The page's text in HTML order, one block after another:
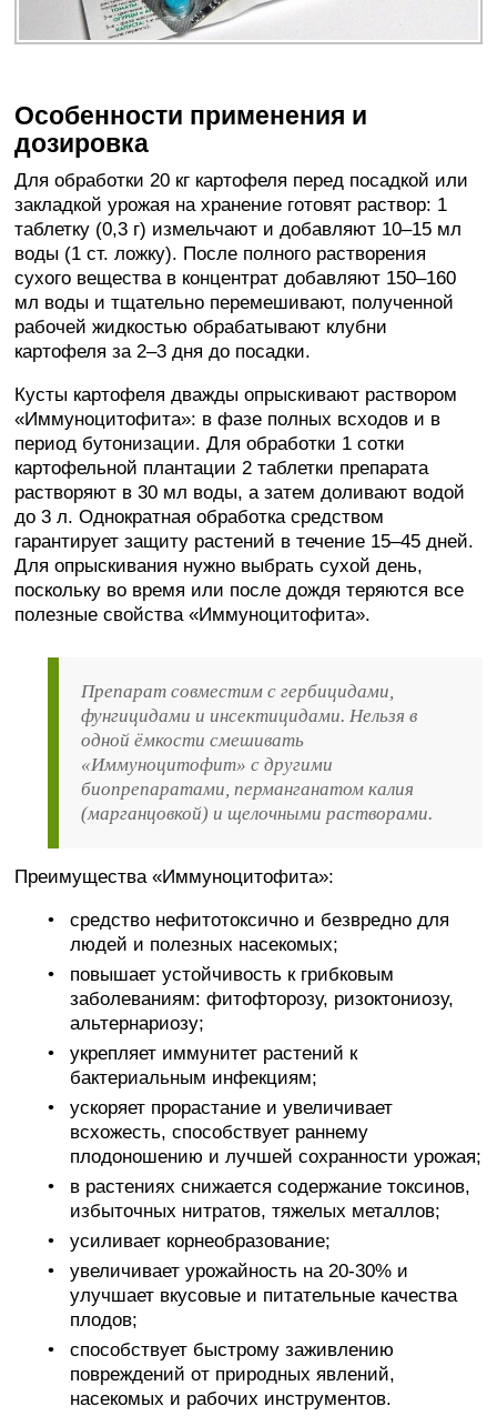
Особенности применения и
дозировка
Для обработки 20 кг картофеля перед посадкой или
закладкой урожая на хранение готовят раствор: 1
таблетку (0,3 г) измельчают и добавляют 10–15 мл
воды (1 ст. ложку). После полного растворения
сухого вещества в концентрат добавляют 150–160
мл воды и тщательно перемешивают, полученной
рабочей жидкостью обрабатывают клубни
картофеля за 2–3 дня до посадки.
Кусты картофеля дважды опрыскивают раствором
«Иммуноцитофита»: в фазе полных всходов и в
период бутонизации. Для обработки 1 сотки
картофельной плантации 2 таблетки препарата
растворяют в 30 мл воды, а затем доливают водой
до 3 л. Однократная обработка средством
гарантирует защиту растений в течение 15–45 дней.
Для опрыскивания нужно выбрать сухой день,
поскольку во время или после дождя теряются все
полезные свойства «Иммуноцитофита».
Препарат совместим с гербицидами,
фунгицидами и инсектицидами. Нельзя в
одной ёмкости смешивать
«Иммуноцитофит» с другими
биопрепаратами, перманганатом калия
(марганцовкой) и щелочными растворами.
Преимущества «Иммуноцитофита»:
средство нефитотоксично и безвредно для
людей и полезных насекомых;
повышает устойчивость к грибковым
заболеваниям: фитофторозу, ризоктониозу,
альтернариозу;
укрепляет иммунитет растений к
бактериальным инфекциям;
ускоряет прорастание и увеличивает
всхожесть, способствует раннему
плодоношению и лучшей сохранности урожая;
в растениях снижается содержание токсинов,
избыточных нитратов, тяжелых металлов;
усиливает корнеобразование;
увеличивает урожайность на 20-30% и
улучшает вкусовые и питательные качества
плодов;
способствует быстрому заживлению
повреждений от природных явлений,
насекомых и рабочих инструментов.